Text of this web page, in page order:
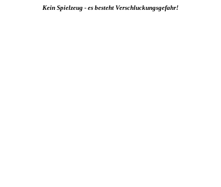
Kein Spielzeug - es besteht Verschluckungsgefahr!